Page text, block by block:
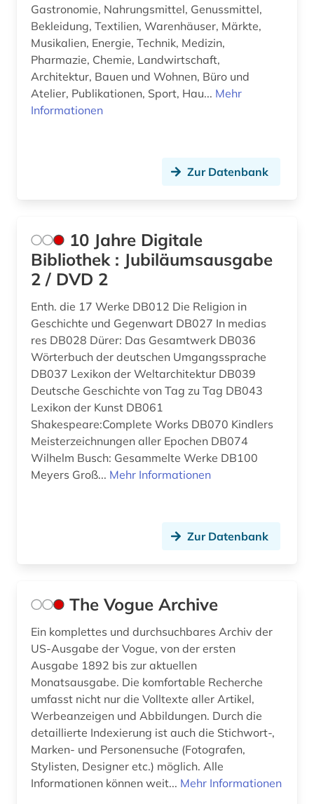
Gastronomie, Nahrungsmittel, Genussmittel,
Bekleidung, Textilien, Warenhäuser, Märkte,
Musikalien, Energie, Technik, Medizin,
Pharmazie, Chemie, Landwirtschaft,
Architektur, Bauen und Wohnen, Büro und
Atelier, Publikationen, Sport, Hau... Mehr
Informationen
Zur Datenbank
10 Jahre Digitale
Bibliothek : Jubiläumsausgabe
2 / DVD 2
Enth. die 17 Werke DB012 Die Religion in
Geschichte und Gegenwart DB027 In medias
res DB028 Dürer: Das Gesamtwerk DB036
Wörterbuch der deutschen Umgangssprache
DB037 Lexikon der Weltarchitektur DB039
Deutsche Geschichte von Tag zu Tag DB043
Lexikon der Kunst DB061
Shakespeare:Complete Works DB070 Kindlers
Meisterzeichnungen aller Epochen DB074
Wilhelm Busch: Gesammelte Werke DB100
Meyers Groß... Mehr Informationen
Zur Datenbank
The Vogue Archive
Ein komplettes und durchsuchbares Archiv der
US-Ausgabe der Vogue, von der ersten
Ausgabe 1892 bis zur aktuellen
Monatsausgabe. Die komfortable Recherche
umfasst nicht nur die Volltexte aller Artikel,
Werbeanzeigen und Abbildungen. Durch die
detaillierte Indexierung ist auch die Stichwort-,
Marken- und Personensuche (Fotografen,
Stylisten, Designer etc.) möglich. Alle
Informationen können weit... Mehr Informationen